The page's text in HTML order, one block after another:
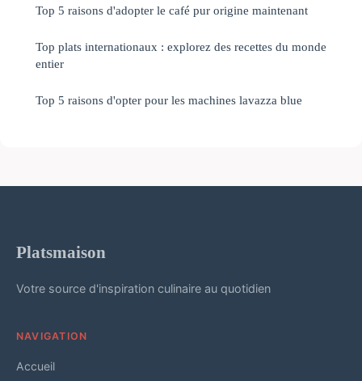
Top 5 raisons d'adopter le café pur origine maintenant
Top plats internationaux : explorez des recettes du monde
entier
Top 5 raisons d'opter pour les machines lavazza blue
Platsmaison
Votre source d'inspiration culinaire au quotidien
NAVIGATION
Accueil